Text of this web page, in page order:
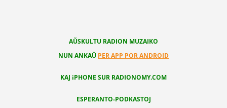
AŬSKULTU RADION MUZAIKO
NUN ANKAŬ PER APP POR ANDROID
KAJ iPHONE SUR RADIONOMY.COM
ESPERANTO-PODKASTOJ